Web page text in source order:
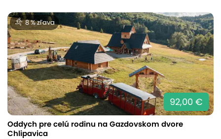
8 % zľava
92,00 €
Oddych pre celú rodinu na Gazdovskom dvore
Chlipavica